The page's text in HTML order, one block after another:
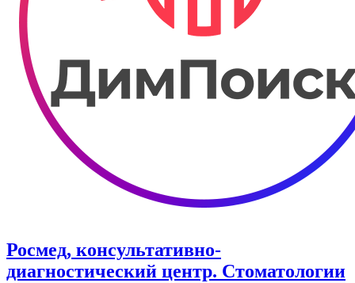
Росмед, консультативно-
диагностический центр. Стоматологии